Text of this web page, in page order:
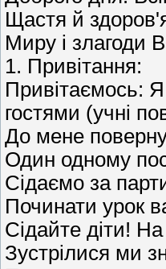
Щастя й
Миру і злагоди
1. Привітання:
Привітаємось:
гостями (учні
До мене
Один одному
Сідаємо за
Починати урок
Сідайте діти! На
Зустрілися ми